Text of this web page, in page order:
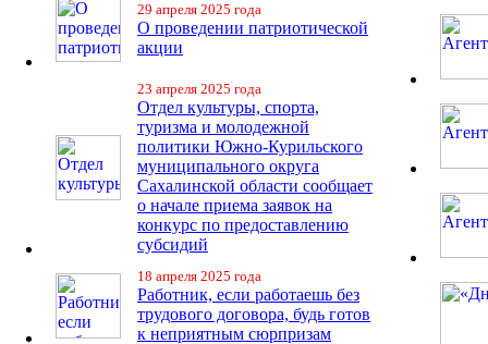
29 апреля 2025 года
О проведении патриотической
акции
23 апреля 2025 года
Отдел культуры, спорта,
туризма и молодежной
политики Южно-Курильского
муниципального округа
Сахалинской области сообщает
о начале приема заявок на
конкурс по предоставлению
субсидий
18 апреля 2025 года
Работник, если работаешь без
трудового договора, будь готов
к неприятным сюрпризам